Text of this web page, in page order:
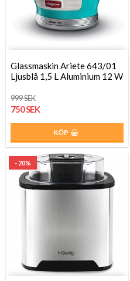
Glassmaskin Ariete 643/01
Ljusblå 1,5 L Aluminium 12 W
999 SEK
750 SEK
KÖP
- 20%